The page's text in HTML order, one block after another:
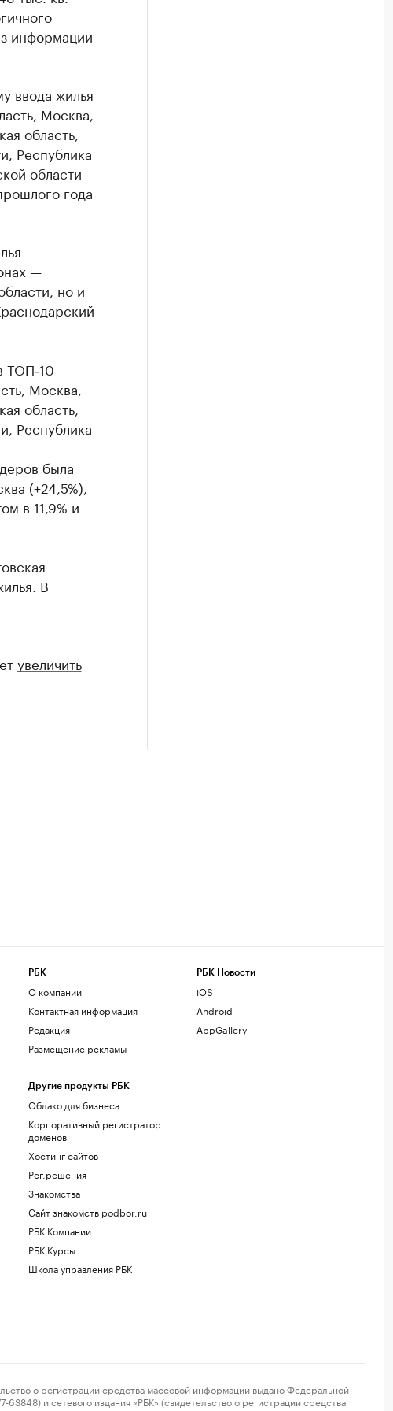
информации
ввода жилья
Москва,
область,
Республика
области
года
—
но и
ТОП‑10
Москва,
область,
Республика
была
(+24,5%),
в 11,9% и
В
увеличить
РБК
О компании
Контактная информация
Редакция
Размещение рекламы
Другие продукты РБК
Облако для бизнеса
Корпоративный регистратор
доменов
Хостинг сайтов
Рег.решения
Знакомства
Сайт знакомств podbor.ru
РБК Компании
РБК Курсы
Школа управления РБК
РБК Новости
iOS
Android
AppGallery
о регистрации средства массовой информации выдано Федеральной
и сетевого издания «РБК» (свидетельство о регистрации средства